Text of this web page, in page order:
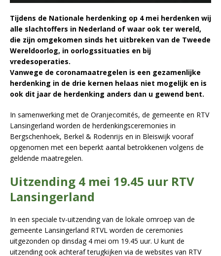
Tijdens de Nationale herdenking op 4 mei herdenken wij
alle slachtoffers in Nederland of waar ook ter wereld,
die zijn omgekomen sinds het uitbreken van de Tweede
Wereldoorlog, in oorlogssituaties en bij
vredesoperaties.
Vanwege de coronamaatregelen is een gezamenlijke
herdenking in de drie kernen helaas niet mogelijk en is
ook dit jaar de herdenking anders dan u gewend bent.
In samenwerking met de Oranjecomités, de gemeente en RTV
Lansingerland worden de herdenkingsceremonies in
Bergschenhoek, Berkel & Rodenrijs en in Bleiswijk vooraf
opgenomen met een beperkt aantal betrokkenen volgens de
geldende maatregelen.
Uitzending 4 mei 19.45 uur RTV
Lansingerland
In een speciale tv-uitzending van de lokale omroep van de
gemeente Lansingerland RTVL worden de ceremonies
uitgezonden op dinsdag 4 mei om 19.45 uur. U kunt de
uitzending ook achteraf terugkijken via de websites van RTV